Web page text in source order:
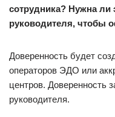
сотрудника? Нужна ли
руководителя, чтобы
Доверенность будет
операторов ЭДО или
центров. Доверенность
руководителя.